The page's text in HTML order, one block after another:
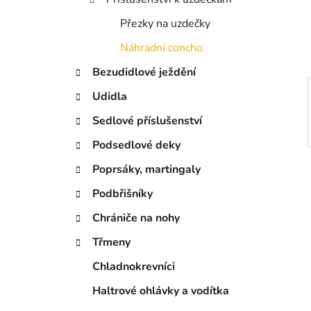
Přezky na uzdečky
Náhradní concho
Bezudidlové ježdění
Udidla
Sedlové příslušenství
Podsedlové deky
Poprsáky, martingaly
Podbřišníky
Chrániče na nohy
Třmeny
Chladnokrevníci
Haltrové ohlávky a vodítka